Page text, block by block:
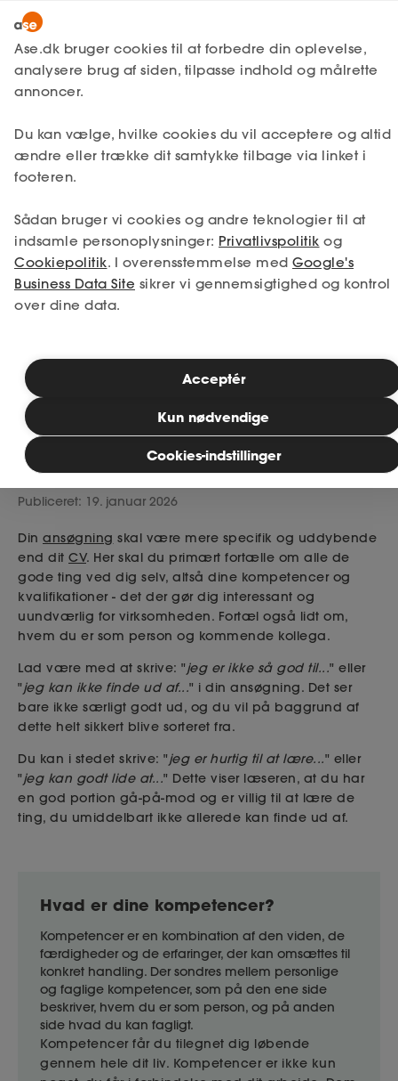
Ase Selvstændig
Lønmodtager
Fagforening
Lønsikring
Få svar
Medlemsfordele
Selvstændig
Inspiration
Bliv medlem
MitAse
Ase Selvstændig
Dokumenter.dk
Lønmodtager Få svar
Unge og fritidsjob
Jobsøgning
Den gode motiverede
ansøgning
En ansøgning er et slags følgebrev eller et
motivationsbrev, der er ledsager et CV eller
et curriculum vitae, som det så fint hedder. I
en ansøgning skal du fortælle
virksomheden, hvorfor du er motiveret til at
ord sætte ord på, hvorfor de skal ansætte
Læsetid: 4 minutter
Publiceret: 19. januar 2026
Din ansøgning skal være mere specifik og uddybende
end dit CV. Her skal du primært fortælle om alle de
gode ting ved dig selv, altså dine kompetencer og
kvalifikationer - det der gør dig interessant og
uundværlig for virksomheden. Fortæl også lidt om,
hvem du er som person og kommende kollega.
Lad være med at skrive: "jeg er ikke så god til..." eller
"jeg kan ikke finde ud af..." i din ansøgning. Det ser
bare ikke særligt godt ud, og du vil på baggrund af
dette helt sikkert blive sorteret fra.
Du kan i stedet skrive: "jeg er hurtig til at lære..." eller
"jeg kan godt lide at..." Dette viser læseren, at du har
en god portion gå-på-mod og er villig til at lære de
ting, du umiddelbart ikke allerede kan finde ud af.
Hvad er dine kompetencer?
Kompetencer er en kombination af den viden, de
færdigheder og de erfaringer, der kan omsættes til
konkret handling. Der sondres mellem personlige
og faglige kompetencer, som på den ene side
beskriver, hvem du er som person, og på anden
side hvad du kan fagligt.
Kompetencer får du tilegnet dig løbende
gennem hele dit liv. Kompetencer er ikke kun
Ase.dk bruger cookies til at forbedre din oplevelse,
analysere brug af siden, tilpasse indhold og målrette
annoncer.
Du kan vælge, hvilke cookies du vil acceptere og altid
ændre eller trække dit samtykke tilbage via linket i
footeren.
Sådan bruger vi cookies og andre teknologier til at
indsamle personoplysninger: Privatlivspolitik og
Cookiepolitik. I overensstemmelse med Google's
Business Data Site sikrer vi gennemsigtighed og kontrol
over dine data.
Cookies-indstillinger
Kun nødvendige
Acceptér